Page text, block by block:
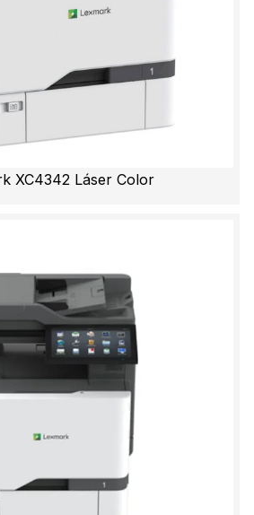
XC4342 Láser Color